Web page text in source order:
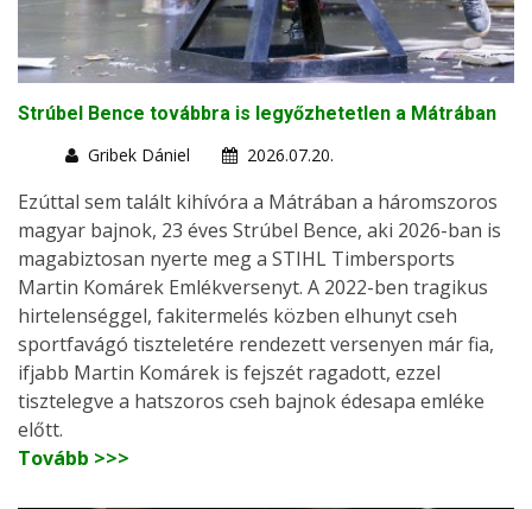
Strúbel Bence továbbra is legyőzhetetlen a Mátrában
Gribek Dániel
2026.07.20.
Ezúttal sem talált kihívóra a Mátrában a háromszoros
magyar bajnok, 23 éves Strúbel Bence, aki 2026-ban is
magabiztosan nyerte meg a STIHL Timbersports
Martin Komárek Emlékversenyt. A 2022-ben tragikus
hirtelenséggel, fakitermelés közben elhunyt cseh
sportfavágó tiszteletére rendezett versenyen már fia,
ifjabb Martin Komárek is fejszét ragadott, ezzel
tisztelegve a hatszoros cseh bajnok édesapa emléke
előtt.
Tovább >>>